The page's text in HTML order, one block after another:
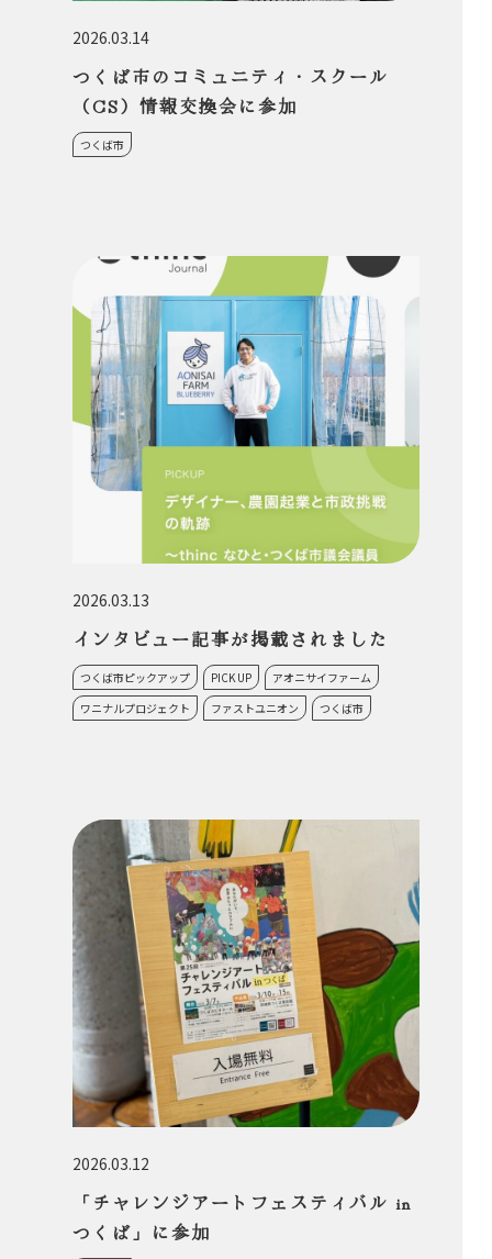
2026.03.14
つくば市のコミュニティ・スクール
（CS）情報交換会に参加
つくば市
2026.03.13
インタビュー記事が掲載されました
つくば市ピックアップ PICK UP
アオニサイファーム
ワニナルプロジェクト
ファストユニオン つくば市
2026.03.12
「チャレンジアートフェスティバル in
つくば」に参加